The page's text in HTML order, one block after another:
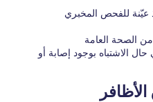
للفحص المخبري
من الصحة العامة
حال الاشتباه بوجود إصابة أو